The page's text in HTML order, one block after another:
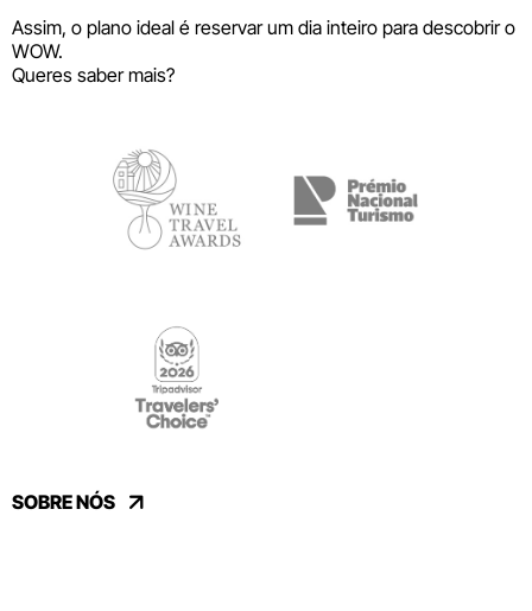
Assim, o plano ideal é reservar um dia inteiro para descobrir o
WOW.
Queres saber mais?
SOBRE NÓS